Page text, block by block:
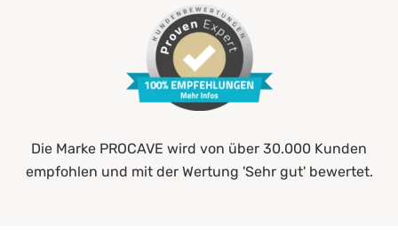
Die Marke PROCAVE wird von über 30.000 Kunden
empfohlen und mit der Wertung 'Sehr gut' bewertet.